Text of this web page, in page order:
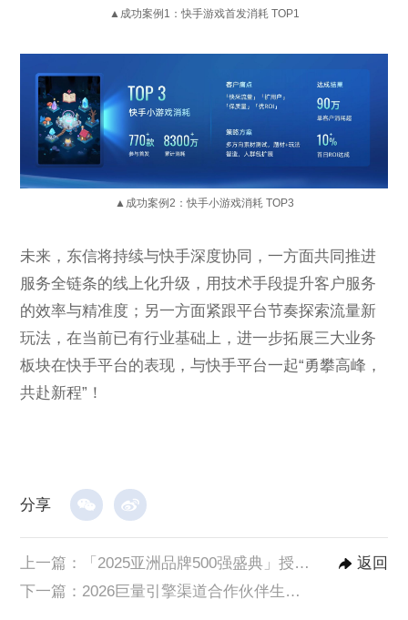
▲成功案例1：快手游戏首发消耗 TOP1
▲成功案例2：快手小游戏消耗 TOP3
未来，东信将持续与快手深度协同，一方面共同推进
服务全链条的线上化升级，用技术手段提升客户服务
的效率与精准度；另一方面紧跟平台节奏探索流量新
玩法，在当前已有行业基础上，进一步拓展三大业务
板块在快手平台的表现，与快手平台一起“勇攀高峰，
共赴新程”！
分享
上一篇：
「2025亚洲品牌500强盛典」授予东信“亚洲十大人工智能创新企业”
下一篇：
2026巨量引擎渠道合作伙伴生态大会，东信荣获“共擎奖”双项大奖
返回